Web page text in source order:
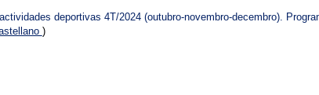
deportivas 4T/2024 (outubro-novembro-decembro).
)